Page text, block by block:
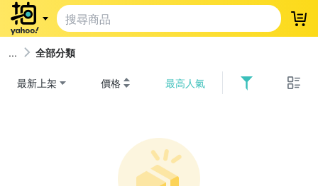
登
全部分類
最新上架 價格 最高人氣